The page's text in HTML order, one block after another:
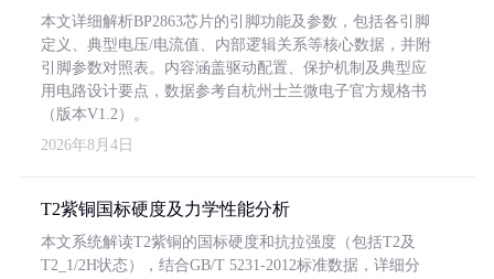
本文详细解析BP2863芯片的引脚功能及参数，包括各引脚
定义、典型电压/电流值、内部逻辑关系等核心数据，并附
引脚参数对照表。内容涵盖驱动配置、保护机制及典型应
用电路设计要点，数据参考自杭州士兰微电子官方规格书
（版本V1.2）。
2026年8月4日
T2紫铜国标硬度及力学性能分析
本文系统解读T2紫铜的国标硬度和抗拉强度（包括T2及
T2_1/2H状态），结合GB/T 5231-2012标准数据，详细分